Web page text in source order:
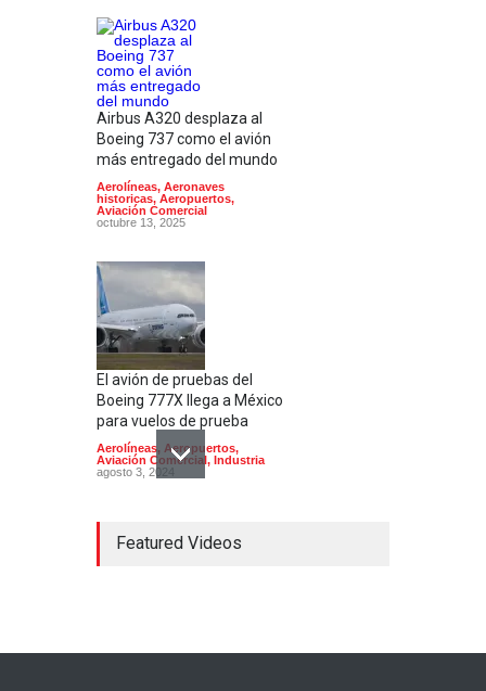
Airbus A320 desplaza al
Boeing 737 como el avión
más entregado del mundo
Aerolíneas, Aeronaves
historicas, Aeropuertos,
Aviación Comercial
octubre 13, 2025
El avión de pruebas del
Boeing 777X llega a México
para vuelos de prueba
Aerolíneas, Aeropuertos,
Aviación Comercial , Industria
agosto 3, 2024
Boeing 737 MAX 9
Featured Videos